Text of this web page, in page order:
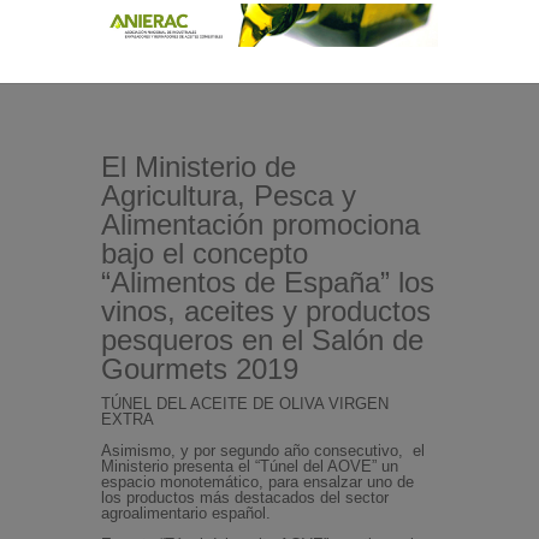
El Ministerio de
Agricultura, Pesca y
Alimentación promociona
bajo el concepto
“Alimentos de España” los
vinos, aceites y productos
pesqueros en el Salón de
Gourmets 2019
TÚNEL DEL ACEITE DE OLIVA VIRGEN
EXTRA
Asimismo, y por segundo año consecutivo, el
Ministerio presenta el “Túnel del AOVE” un
espacio monotemático, para ensalzar uno de
los productos más destacados del sector
agroalimentario español.